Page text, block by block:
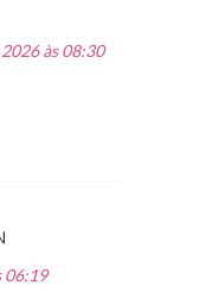
às 08:30
06:19